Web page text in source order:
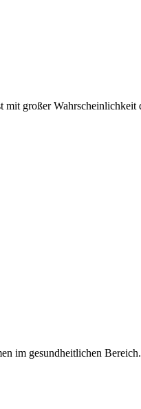
großer Wahrscheinlichkeit
im gesundheitlichen